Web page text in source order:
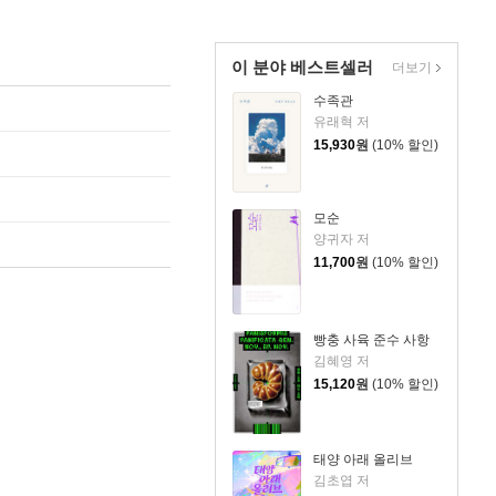
이 분야 베스트셀러
수족관
유래혁 저
15,930원 (10% 할인)
모순
양귀자 저
11,700원 (10% 할인)
빵충 사육 준수 사항
김혜영 저
15,120원 (10% 할인)
태양 아래 올리브
김초엽 저
더보기